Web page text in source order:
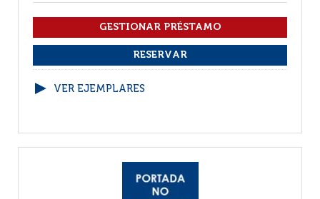
VER EJEMPLARES